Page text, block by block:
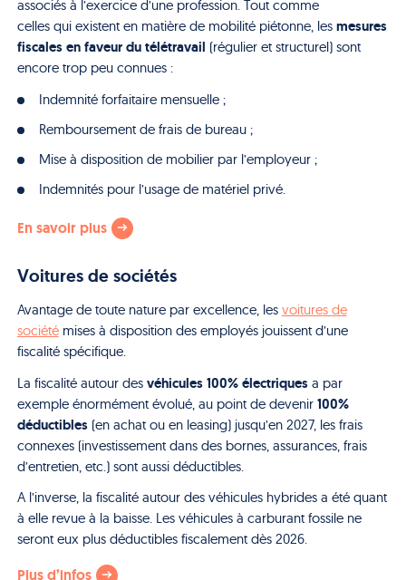
associés à l’exercice d’une profession. Tout comme
celles qui existent en matière de mobilité piétonne, les mesures
fiscales en faveur du télétravail (régulier et structurel) sont
encore trop peu connues :
Indemnité forfaitaire mensuelle ;
Remboursement de frais de bureau ;
Mise à disposition de mobilier par l’employeur ;
Indemnités pour l’usage de matériel privé.
En savoir plus
Voitures de sociétés
Avantage de toute nature par excellence, les voitures de
sociétémises à disposition des employés jouissent d’une
fiscalité spécifique.
La fiscalité autour des véhicules 100% électriquesa par
exemple énormément évolué, au point de devenir 100%
déductibles(en achat ou en leasing) jusqu’en 2027, les frais
connexes (investissement dans des bornes, assurances, frais
d’entretien, etc.) sont aussi déductibles.
A l’inverse, la fiscalité autour des véhicules hybrides a été quant
à elle revue à la baisse. Les véhicules à carburant fossile ne
seront eux plus déductibles fiscalement dès 2026.
Plus d’infos